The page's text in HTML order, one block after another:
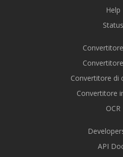
Help
Status
Convertitore di
Convertitore
OCR
API